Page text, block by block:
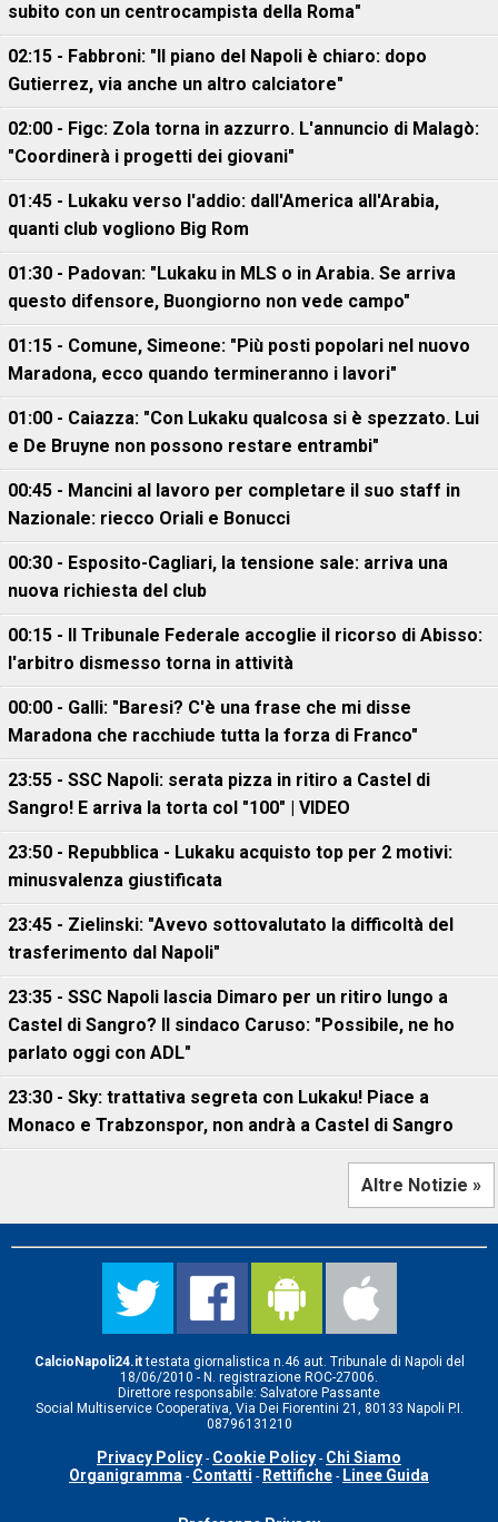
subito con un centrocampista della Roma"
02:15 - Fabbroni: "Il piano del Napoli è chiaro: dopo
Gutierrez, via anche un altro calciatore"
02:00 - Figc: Zola torna in azzurro. L'annuncio di Malagò:
"Coordinerà i progetti dei giovani"
01:45 - Lukaku verso l'addio: dall'America all'Arabia,
quanti club vogliono Big Rom
01:30 - Padovan: "Lukaku in MLS o in Arabia. Se arriva
questo difensore, Buongiorno non vede campo"
01:15 - Comune, Simeone: "Più posti popolari nel nuovo
Maradona, ecco quando termineranno i lavori"
01:00 - Caiazza: "Con Lukaku qualcosa si è spezzato. Lui
e De Bruyne non possono restare entrambi"
00:45 - Mancini al lavoro per completare il suo staff in
Nazionale: riecco Oriali e Bonucci
00:30 - Esposito-Cagliari, la tensione sale: arriva una
nuova richiesta del club
00:15 - Il Tribunale Federale accoglie il ricorso di Abisso:
l'arbitro dismesso torna in attività
00:00 - Galli: "Baresi? C'è una frase che mi disse
Maradona che racchiude tutta la forza di Franco"
23:55 - SSC Napoli: serata pizza in ritiro a Castel di
Sangro! E arriva la torta col "100" | VIDEO
23:50 - Repubblica - Lukaku acquisto top per 2 motivi:
minusvalenza giustificata
23:45 - Zielinski: "Avevo sottovalutato la difficoltà del
trasferimento dal Napoli"
23:35 - SSC Napoli lascia Dimaro per un ritiro lungo a
Castel di Sangro? Il sindaco Caruso: "Possibile, ne ho
parlato oggi con ADL"
23:30 - Sky: trattativa segreta con Lukaku! Piace a
Monaco e Trabzonspor, non andrà a Castel di Sangro
Altre Notizie »
CalcioNapoli24.ittestata giornalistica n.46 aut. Tribunale di Napoli del
18/06/2010 - N. registrazione ROC-27006.
Direttore responsabile: Salvatore Passante
Social Multiservice Cooperativa, Via Dei Fiorentini 21, 80133 Napoli P.I.
08796131210
Privacy Policy - Cookie Policy - Chi Siamo
Organigramma - Contatti - Rettifiche - Linee Guida